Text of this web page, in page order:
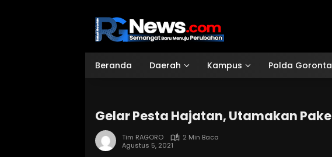
Beranda Daerah Kampus Polda
Gelar Pesta Hajatan, Utamakan
Tim RAGORO
2 Min Baca
Agustus 5, 2021